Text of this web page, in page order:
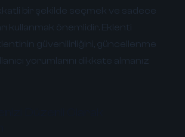
bir şekilde seçmek ve sadece
kullanmak önemlidir. Eklenti
güvenilirliğini, güncellenme
yorumlarını dikkate almanız